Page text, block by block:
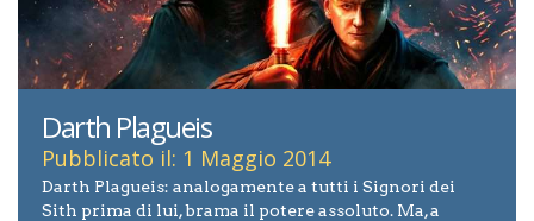
Darth Plagueis
Pubblicato il: 1 Maggio 2014
Darth Plagueis: analogamente a tutti i Signori dei
Sith prima di lui, brama il potere assoluto. Ma, a